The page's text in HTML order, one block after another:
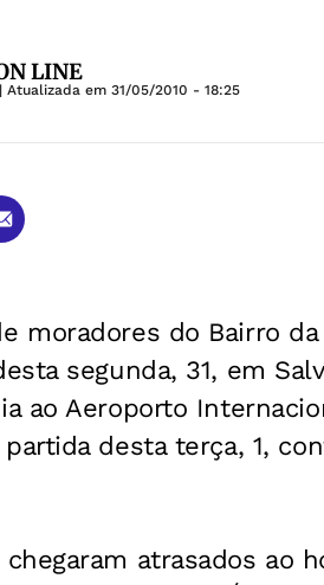
LINE
| Atualizada em 31/05/2010 - 18:25
moradores do Bairro
segunda, 31, em
ao Aeroporto
desta terça, 1,
atrasados ao